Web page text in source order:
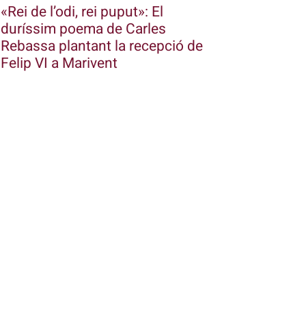
«Rei de l’odi, rei puput»: El
duríssim poema de Carles
Rebassa plantant la recepció de
Felip VI a Marivent